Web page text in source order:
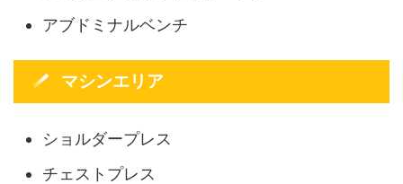
アブドミナルベンチ
マシンエリア
ショルダープレス
チェストプレス